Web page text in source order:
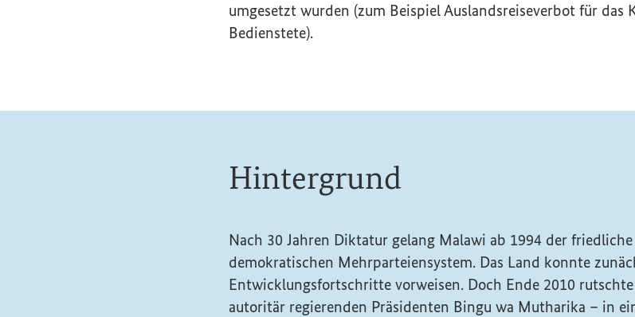
umgesetzt wurden (zum Beispiel Auslandsreiseverbot für
Bedienstete).
Hintergrund
Nach 30 Jahren Diktatur gelang Malawi ab 1994 der
demokratischen Mehrparteiensystem. Das Land konnte
Entwicklungsfortschritte vorweisen. Doch Ende 2010
autoritär regierenden Präsidenten Bingu wa Mutharika – in